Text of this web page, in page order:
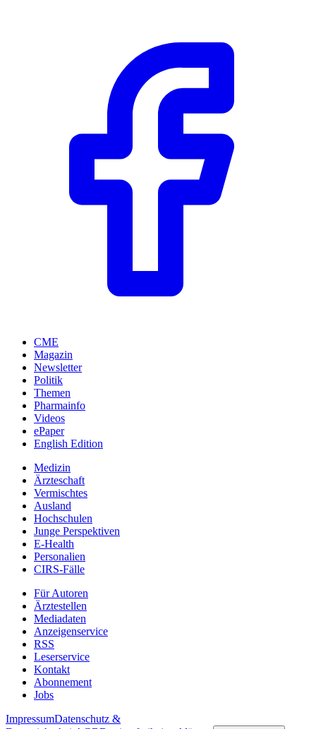
CME
Magazin
Newsletter
Politik
Themen
Pharmainfo
Videos
ePaper
English Edition
Medizin
Ärzteschaft
Vermischtes
Ausland
Hochschulen
Junge Perspektiven
E-Health
Personalien
CIRS-Fälle
Für Autoren
Ärztestellen
Mediadaten
Anzeigenservice
RSS
Leserservice
Kontakt
Abonnement
Jobs
ImpressumDatenschutz &